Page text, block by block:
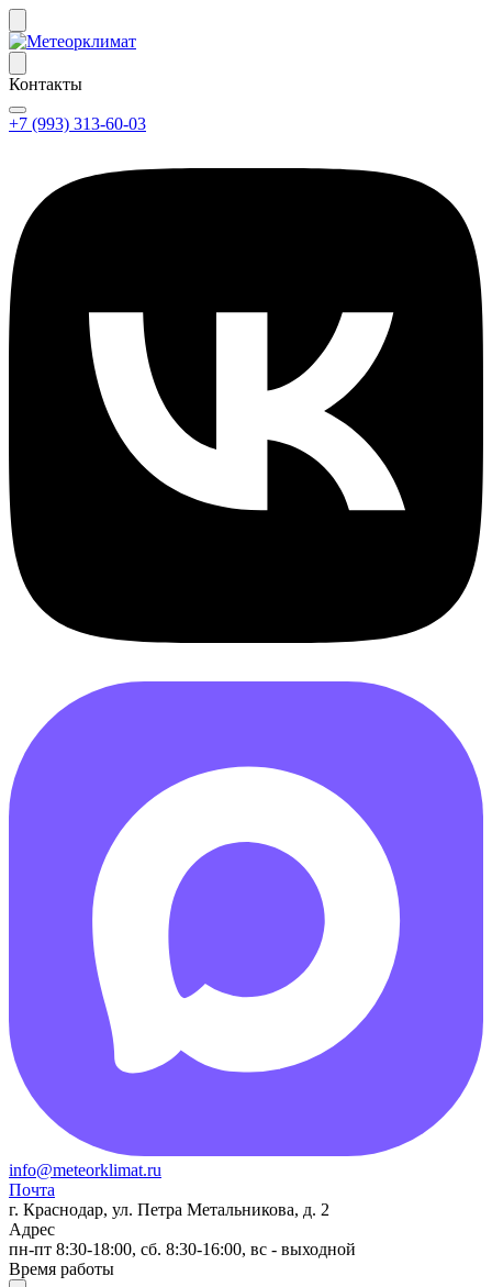
Контакты
+7 (993) 313-60-03
info@meteorklimat.ru
Почта
г. Краснодар, ул. Петра Метальникова, д. 2
Адрес
пн-пт 8:30-18:00, сб. 8:30-16:00, вс - выходной
Время работы